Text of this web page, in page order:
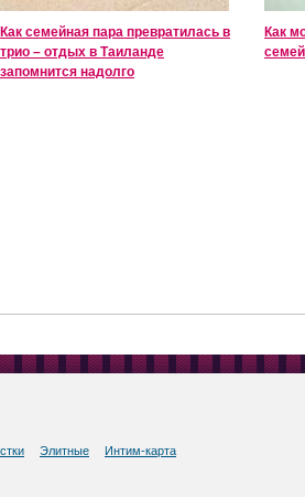
Как семейная пара превратилась в
трио – отдых в Таиланде
запомнится надолго
Как
Элитные Интим-карта